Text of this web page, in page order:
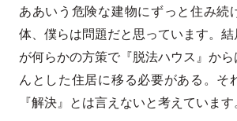
ああいう危険な建物にずっと住み続
体、僕らは問題だと思っています。
が何らかの方策で『脱法ハウス』か
んとした住居に移る必要がある。そ
『解決』とは言えないと考えています。